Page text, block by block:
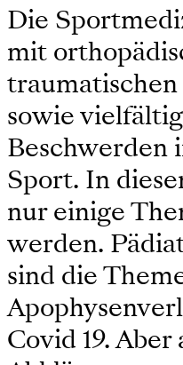
Die
mit
sowie
Beschwerden
Sport. In
nur einige
werden.
sind die
Covid 19.